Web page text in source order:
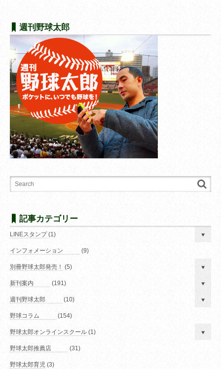
週刊野球太郎
記事カテゴリー
LINEスタンプ(1)
インフォメーション (9)
別冊野球太郎発売！ (5)
新刊案内 (191)
週刊野球太郎 (10)
野球コラム (154)
野球太郎オンラインスクール (1)
野球太郎推薦店 (31)
野球太郎育児 (3)